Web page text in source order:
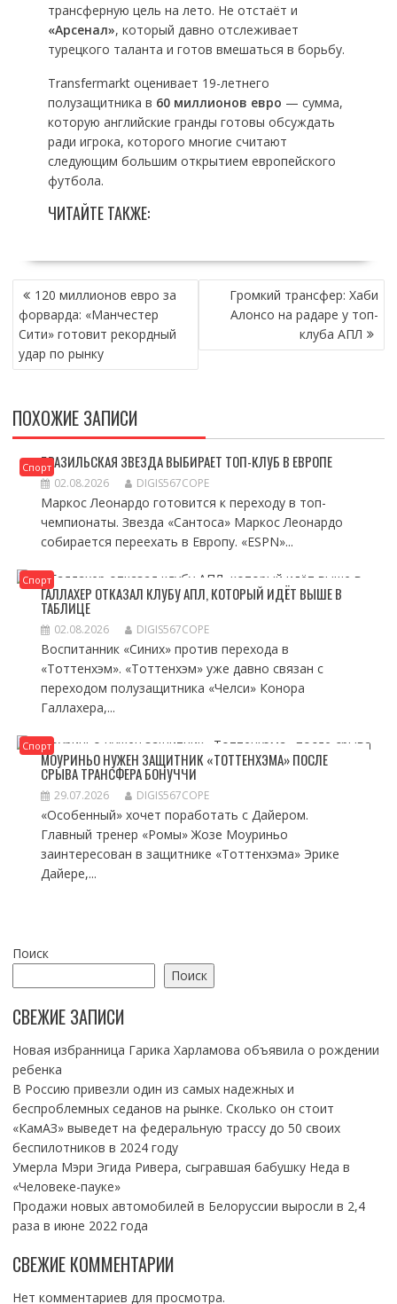
трансферную цель на лето. Не отстаёт и
«Арсенал», который давно отслеживает
турецкого таланта и готов вмешаться в борьбу.
Transfermarkt оценивает 19-летнего
полузащитника в 60 миллионов евро — сумма,
которую английские гранды готовы обсуждать
ради игрока, которого многие считают
следующим большим открытием европейского
футбола.
ЧИТАЙТЕ ТАКЖЕ:
НАВИГАЦИЯ
ПО
ЗАПИСЯМ
120 миллионов евро за
форварда: «Манчестер
Сити» готовит рекордный
удар по рынку
Громкий трансфер: Хаби
Алонсо на радаре у топ-
клуба АПЛ
ПОХОЖИЕ ЗАПИСИ
СпортБРАЗИЛЬСКАЯ ЗВЕЗДА ВЫБИРАЕТ ТОП-КЛУБ В ЕВРОПЕ
02.08.2026 DIGIS567COPE
Маркос Леонардо готовится к переходу в топ-
чемпионаты. Звезда «Сантоса» Маркос Леонардо
собирается переехать в Европу. «ESPN»...
Спорт
ГАЛЛАХЕР ОТКАЗАЛ КЛУБУ АПЛ, КОТОРЫЙ ИДЁТ ВЫШЕ В
ТАБЛИЦЕ
02.08.2026 DIGIS567COPE
Воспитанник «Синих» против перехода в
«Тоттенхэм». «Тоттенхэм» уже давно связан с
переходом полузащитника «Челси» Конора
Галлахера,...
Спорт
МОУРИНЬО НУЖЕН ЗАЩИТНИК «ТОТТЕНХЭМА» ПОСЛЕ
СРЫВА ТРАНСФЕРА БОНУЧЧИ
29.07.2026 DIGIS567COPE
«Особенный» хочет поработать с Дайером.
Главный тренер «Ромы» Жозе Моуриньо
заинтересован в защитнике «Тоттенхэма» Эрике
Дайере,...
Поиск
Поиск
СВЕЖИЕ ЗАПИСИ
Новая избранница Гарика Харламова объявила о рождении
ребенка
В Россию привезли один из самых надежных и
беспроблемных седанов на рынке. Сколько он стоит
«КамАЗ» выведет на федеральную трассу до 50 своих
беспилотников в 2024 году
Умерла Мэри Эгида Ривера, сыгравшая бабушку Неда в
«Человеке-пауке»
Продажи новых автомобилей в Белоруссии выросли в 2,4
раза в июне 2022 года
СВЕЖИЕ КОММЕНТАРИИ
Нет комментариев для просмотра.